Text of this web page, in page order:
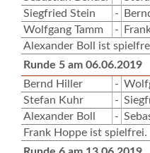
Siegfried Stein
-
Wolfgang Tamm
-
Alexander Boll ist
Runde 5 am 06.06.2019
Bernd Hiller
-
Stefan Kuhr
-
Alexander Boll
-
Frank Hoppe ist spielfrei.